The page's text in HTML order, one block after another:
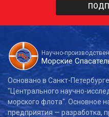
Научно-
Морские
Основано в Санкт-
"Центрального научно-
морского флота". Основное
предприятия — разработка,